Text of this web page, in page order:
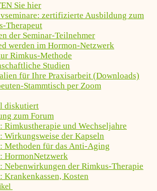
Sie hier
zertifizierte Ausbildung zum
Therapeut
der Seminar-Teilnehmer
werden im Hormon-Netzwerk
Rimkus-Methode
Studien
für Ihre Praxisarbeit (Downloads)
Stammtisch per Zoom
diskutiert
zum Forum
Rimkustherapie und Wechseljahre
Wirkungsweise der Kapseln
Methoden für das Anti-Aging
HormonNetzwerk
Nebenwirkungen der Rimkus-Therapie
Krankenkassen, Kosten